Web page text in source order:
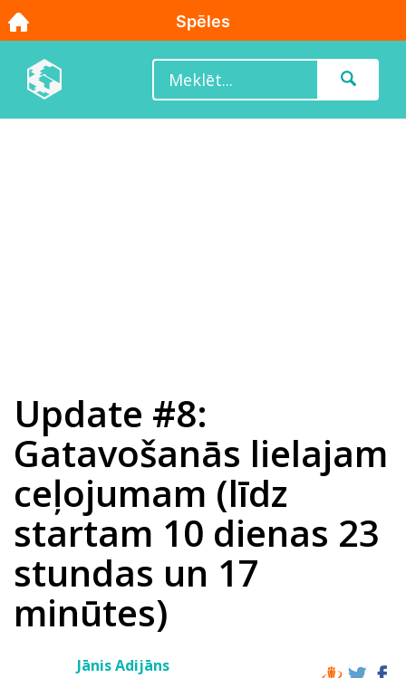
Update #8:
Gatavošanās lielajam
ceļojumam (līdz
startam 10 dienas 23
stundas un 17
minūtes)
Jānis Adijāns